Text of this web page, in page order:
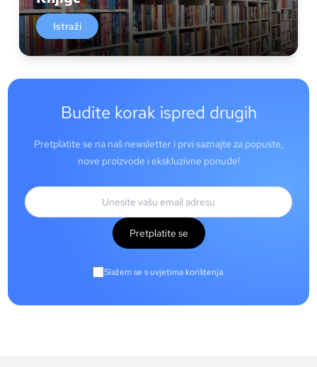
Istraži
Budite korak ispred drugih
Pretplatite se na naš newsletter i prvi saznajte za popuste,
nove proizvode i ekskluzivne ponude!
Pretplatite se
Slažem se s uvjetima korištenja.